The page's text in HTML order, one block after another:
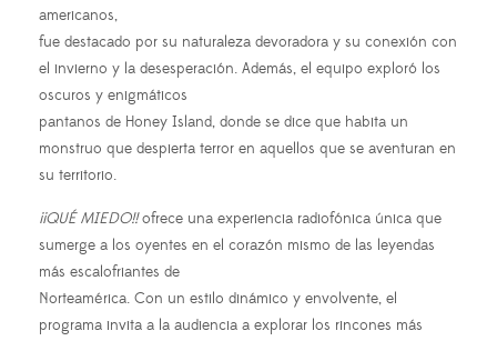
americanos,
fue destacado por su naturaleza devoradora y su conexión con
el invierno y la desesperación. Además, el equipo exploró los
oscuros y enigmáticos
pantanos de Honey Island, donde se dice que habita un
monstruo que despierta terror en aquellos que se aventuran en
su territorio.
¡¡QUÉ MIEDO!!ofrece una experiencia radiofónica única que
sumerge a los oyentes en el corazón mismo de las leyendas
más escalofriantes de
Norteamérica. Con un estilo dinámico y envolvente, el
programa invita a la audiencia a explorar los rincones más